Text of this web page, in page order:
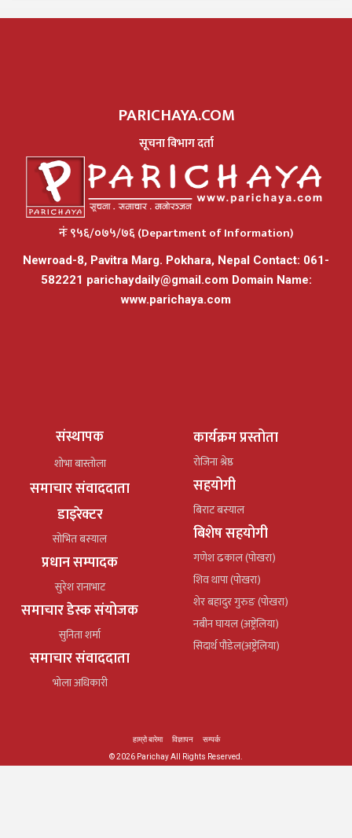
PARICHAYA.COM
सूचना विभाग दर्ता
नंः ९५६/०७५/७६ (Department of Information)
Newroad-8, Pavitra Marg. Pokhara, Nepal Contact: 061-
582221 parichaydaily@gmail.comDomain Name:
www.parichaya.com
संस्थापक
शोभा बास्तोला
समाचार संवाददाता
डाइरेक्टर
सोभित बस्याल
प्रधान सम्पादक
सुरेश रानाभाट
समाचार डेस्क संयोजक
सुनिता शर्मा
समाचार संवाददाता
भोला अधिकारी
कार्यक्रम प्रस्तोता
रोजिना श्रेष्ठ
सहयोगी
बिराट बस्याल
बिशेष सहयोगी
गणेश ढकाल (पोखरा)
शिव थापा (पोखरा)
शेर बहादुर गुरुङ (पोखरा)
नबीन घायल (अष्ट्रेलिया)
सिदार्थ पौडेल(अष्ट्रेलिया)
हाम्रो बारेमा विज्ञापन
सम्पर्क
© 2026 Parichay All Rights Reserved.